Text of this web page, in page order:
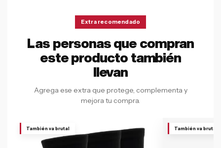
Extra recomendado
Las personas que compran
este producto también
llevan
Agrega ese extra que protege, complementa y
mejora tu compra.
También va brutal También va brutal